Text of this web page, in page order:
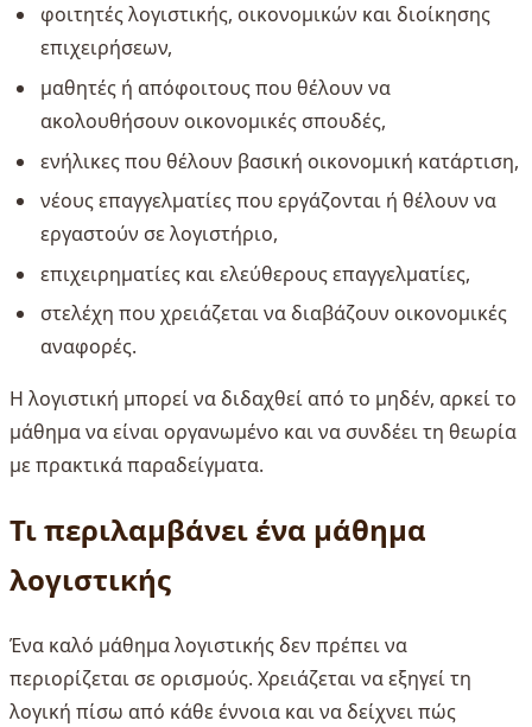
φοιτητές λογιστικής, οικονομικών και διοίκησης
επιχειρήσεων,
μαθητές ή απόφοιτους που θέλουν να
ακολουθήσουν οικονομικές σπουδές,
ενήλικες που θέλουν βασική οικονομική κατάρτιση,
νέους επαγγελματίες που εργάζονται ή θέλουν να
εργαστούν σε λογιστήριο,
επιχειρηματίες και ελεύθερους επαγγελματίες,
στελέχη που χρειάζεται να διαβάζουν οικονομικές
αναφορές.
Η λογιστική μπορεί να διδαχθεί από το μηδέν, αρκεί το
μάθημα να είναι οργανωμένο και να συνδέει τη θεωρία
με πρακτικά παραδείγματα.
Τι περιλαμβάνει ένα μάθημα
λογιστικής
Ένα καλό μάθημα λογιστικής δεν πρέπει να
περιορίζεται σε ορισμούς. Χρειάζεται να εξηγεί τη
λογική πίσω από κάθε έννοια και να δείχνει πώς